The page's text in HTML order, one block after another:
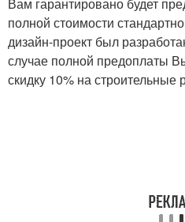
полной стоимости
дизайн-проект был
случае полной предоплаты
скидку 10% на строительные